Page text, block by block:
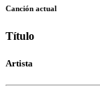
Canción actual
Título
Artista